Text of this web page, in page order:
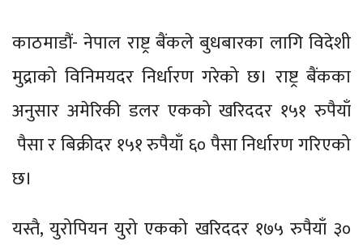
काठमाडौं- नेपाल राष्ट्र बैंकले बुधबारका लागि विदेशी
मुद्राको विनिमयदर निर्धारण गरेको छ। राष्ट्र बैंकका
अनुसार अमेरिकी डलर एकको खरिददर १५१ रुपैयाँ
पैसा र बिक्रीदर १५१ रुपैयाँ ६० पैसा निर्धारण गरिएको
छ।
यस्तै, युरोपियन युरो एकको खरिददर १७५ रुपैयाँ ३०